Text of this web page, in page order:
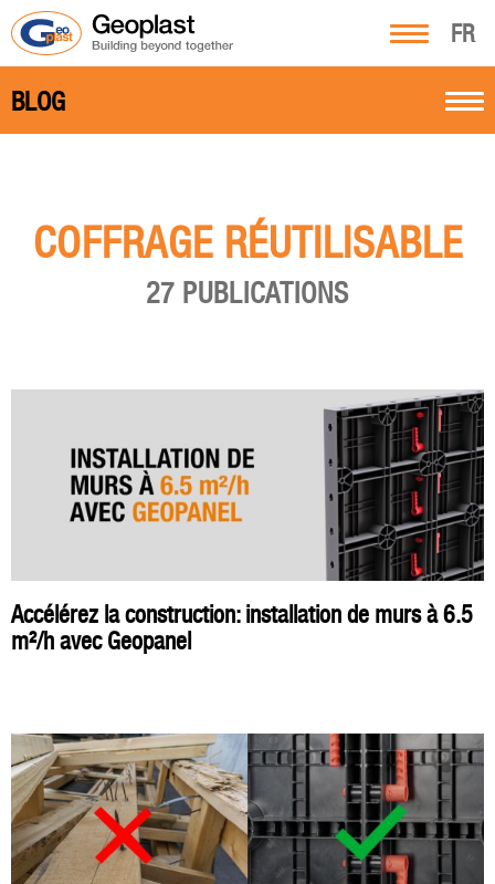
FR
BLOG
COFFRAGE RÉUTILISABLE
27 PUBLICATIONS
Accélérez la construction: installation de murs à 6.5
m²/h avec Geopanel